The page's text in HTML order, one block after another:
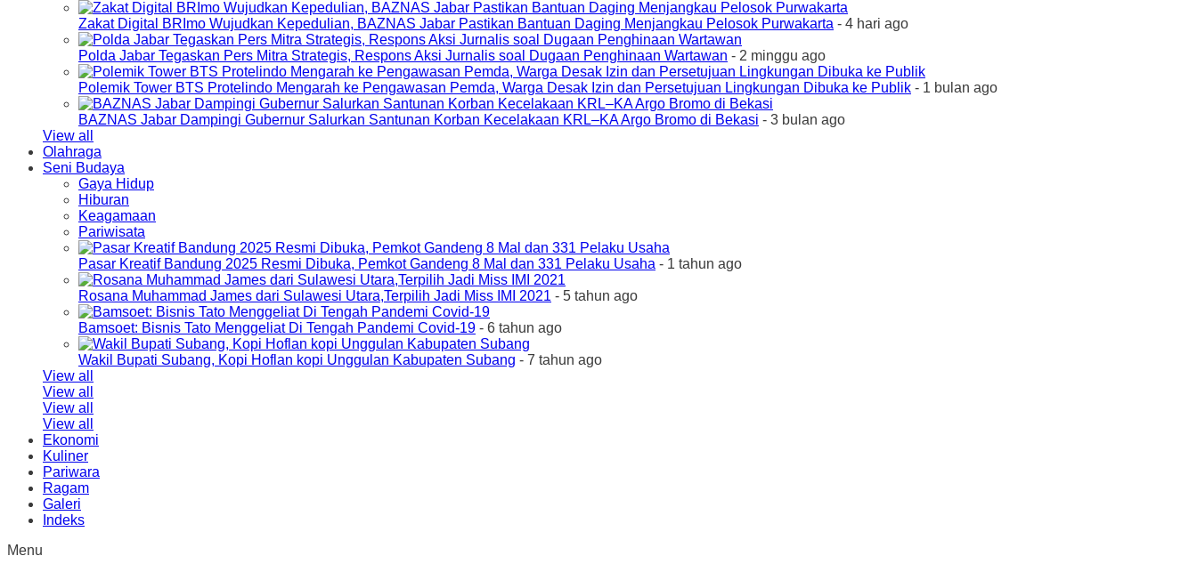
Zakat Digital BRImo Wujudkan Kepedulian, BAZNAS Jabar Pastikan Bantuan Daging Menjangkau Pelosok Purwakarta - 4 hari ago
Polda Jabar Tegaskan Pers Mitra Strategis, Respons Aksi Jurnalis soal Dugaan Penghinaan Wartawan - 2 minggu ago
Polemik Tower BTS Protelindo Mengarah ke Pengawasan Pemda, Warga Desak Izin dan Persetujuan Lingkungan Dibuka ke Publik - 1 bulan ago
BAZNAS Jabar Dampingi Gubernur Salurkan Santunan Korban Kecelakaan KRL–KA Argo Bromo di Bekasi - 3 bulan ago
View all
Olahraga
Seni Budaya
Gaya Hidup
Hiburan
Keagamaan
Pariwisata
Pasar Kreatif Bandung 2025 Resmi Dibuka, Pemkot Gandeng 8 Mal dan 331 Pelaku Usaha - 1 tahun ago
Rosana Muhammad James dari Sulawesi Utara,Terpilih Jadi Miss IMI 2021 - 5 tahun ago
Bamsoet: Bisnis Tato Menggeliat Di Tengah Pandemi Covid-19 - 6 tahun ago
Wakil Bupati Subang, Kopi Hoflan kopi Unggulan Kabupaten Subang - 7 tahun ago
View all
View all
View all
View all
Ekonomi
Kuliner
Pariwara
Ragam
Galeri
Indeks
Menu